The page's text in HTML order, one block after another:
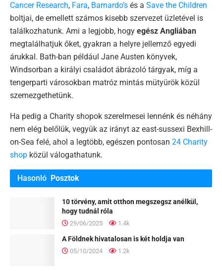
Cancer Research, Fara, Barnardo’s és a Save the Children
boltjai, de emellett számos kisebb szervezet üzletével is
találkozhatunk. Ami a legjobb, hogy egész Angliában
megtalálhatjuk őket, gyakran a helyre jellemző egyedi
árukkal. Bath-ban például Jane Austen könyvek,
Windsorban a királyi családot ábrázoló tárgyak, míg a
tengerparti városokban matróz mintás mütyürök közül
szemezgethetünk.
Ha pedig a Charity shopok szerelmesei lennénk és néhány
nem elég belőlük, vegyük az irányt az east-sussexi Bexhill-
on-Sea felé, ahol a legtöbb, egészen pontosan 24 Charity
shop közül válogathatunk.
Hasonló Posztok
10 törvény, amit otthon megszegsz anélkül,
hogy tudnál róla
29/06/2025 1.4k
A Földnek hivatalosan is két holdja van
05/10/2024 1.2k